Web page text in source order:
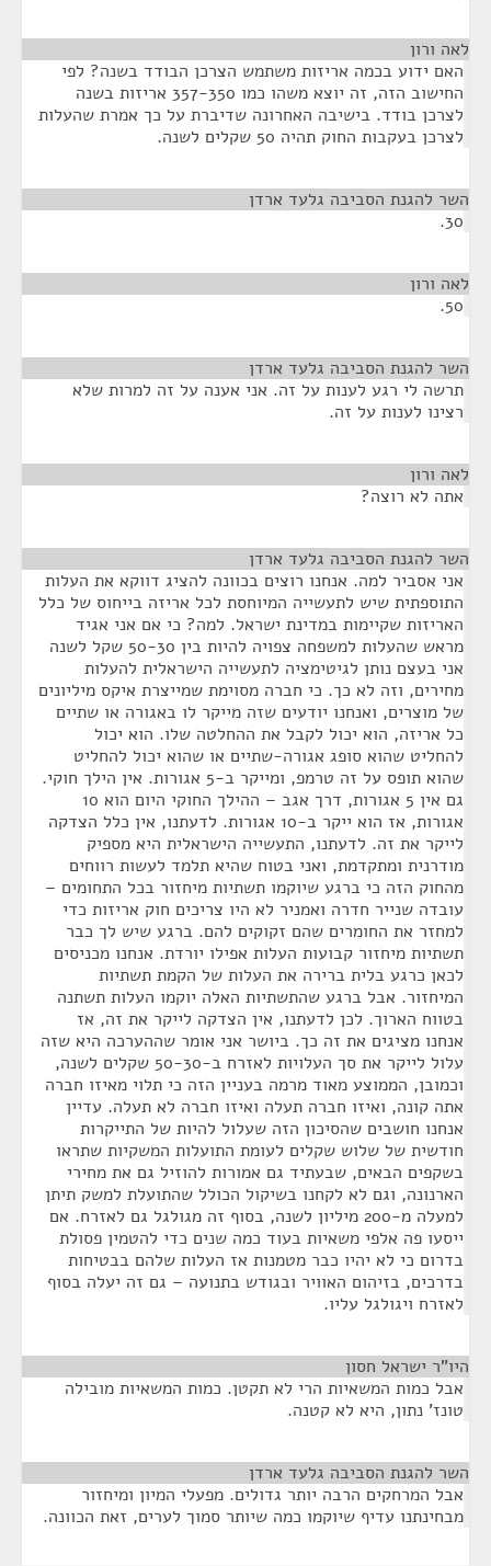
לאה ורון
האם ידוע בכמה אריזות משתמש הצרכן הבודד בשנה? לפי
החישוב הזה, זה יוצא משהו כמו 357-350 אריזות בשנה
לצרכן בודד. בישיבה האחרונה שדיברת על כך אמרת שהעלות
לצרכן בעקבות החוק תהיה 50 שקלים לשנה.
השר להגנת הסביבה גלעד ארדן
30.
לאה ורון
50.
השר להגנת הסביבה גלעד ארדן
תרשה לי רגע לענות על זה. אני אענה על זה למרות שלא
רצינו לענות על זה.
לאה ורון
אתה לא רוצה?
השר להגנת הסביבה גלעד ארדן
אני אסביר למה. אנחנו רוצים בכוונה להציג דווקא את העלות
התוספתית שיש לתעשייה המיוחסת לכל אריזה בייחוס של כלל
האריזות שקיימות במדינת ישראל. למה? כי אם אני אגיד
מראש שהעלות למשפחה צפויה להיות בין 50-30 שקל לשנה
אני בעצם נותן לגיטימציה לתעשייה הישראלית להעלות
מחירים, וזה לא כך. כי חברה מסוימת שמייצרת איקס מיליונים
של מוצרים, ואנחנו יודעים שזה מייקר לו באגורה או שתיים
כל אריזה, הוא יכול לקבל את ההחלטה שלו. הוא יכול
להחליט שהוא סופג אגורה-שתיים או שהוא יכול להחליט
שהוא תופס על זה טרמפ, ומייקר ב-5 אגורות. אין הילך חוקי.
גם אין 5 אגורות, דרך אגב – ההילך החוקי היום הוא 10
אגורות, אז הוא ייקר ב-10 אגורות. לדעתנו, אין כלל הצדקה
לייקר את זה. לדעתנו, התעשייה הישראלית היא מספיק
מודרנית ומתקדמת, ואני בטוח שהיא תלמד לעשות רווחים
מהחוק הזה כי ברגע שיוקמו תשתיות מיחזור בכל התחומים –
עובדה שנייר חדרה ואמניר לא היו צריכים חוק אריזות כדי
למחזר את החומרים שהם זקוקים להם. ברגע שיש לך כבר
תשתיות מיחזור קבועות העלות אפילו יורדת. אנחנו מכניסים
לכאן כרגע בלית ברירה את העלות של הקמת תשתיות
המיחזור. אבל ברגע שהתשתיות האלה יוקמו העלות תשתנה
בטווח הארוך. לכן לדעתנו, אין הצדקה לייקר את זה, אז
אנחנו מציגים את זה כך. ביושר אני אומר שההערכה היא שזה
עלול לייקר את סך העלויות לאזרח ב-50-30 שקלים לשנה,
וכמובן, הממוצע מאוד מרמה בעניין הזה כי תלוי מאיזו חברה
אתה קונה, ואיזו חברה תעלה ואיזו חברה לא תעלה. עדיין
אנחנו חושבים שהסיכון הזה שעלול להיות של התייקרות
חודשית של שלוש שקלים לעומת התועלות המשקיות שתראו
בשקפים הבאים, שבעתיד גם אמורות להוזיל גם את מחירי
הארנונה, וגם לא לקחנו בשיקול הכולל שהתועלת למשק תיתן
למעלה מ-200 מיליון לשנה, בסוף זה מגולגל גם לאזרח. אם
ייסעו פה אלפי משאיות בעוד כמה שנים כדי להטמין פסולת
בדרום כי לא יהיו כבר מטמנות אז העלות שלהם בבטיחות
בדרכים, בזיהום האוויר ובגודש בתנועה – גם זה יעלה בסוף
לאזרח ויגולגל עליו.
היו"ר ישראל חסון
אבל כמות המשאיות הרי לא תקטן. כמות המשאיות מובילה
טונז' נתון, היא לא קטנה.
השר להגנת הסביבה גלעד ארדן
אבל המרחקים הרבה יותר גדולים. מפעלי המיון ומיחזור
מבחינתנו עדיף שיוקמו כמה שיותר סמוך לערים, זאת הכוונה.